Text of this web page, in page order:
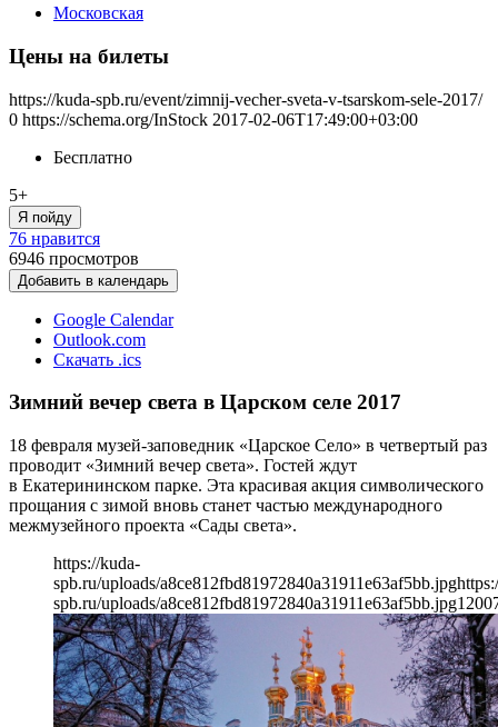
Московская
Цены на билеты
https://kuda-spb.ru/event/zimnij-vecher-sveta-v-tsarskom-sele-2017/
0 https://schema.org/InStock 2017-02-06T17:49:00+03:00
Бесплатно
5+
Я пойду
76 нравится
6946 просмотров
Добавить в календарь
Google Calendar
Outlook.com
Скачать .ics
Зимний вечер света в Царском селе 2017
18 февраля музей-заповедник «Царское Село» в четвертый раз
проводит «Зимний вечер света». Гостей ждут
в Екатерининском парке. Эта красивая акция символического
прощания с зимой вновь станет частью международного
межмузейного проекта «Сады света».
https://kuda-
spb.ru/uploads/a8ce812fbd81972840a31911e63af5bb.jpg
spb.ru/uploads/a8ce812fbd81972840a31911e63af5bb.jpg1200